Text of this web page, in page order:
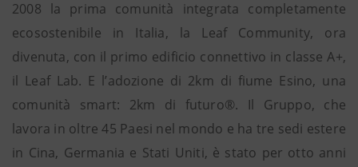
2008 la prima comunità integrata completamente
ecosostenibile in Italia, la Leaf Community, ora
divenuta, con il primo edificio connettivo in classe A+,
il Leaf Lab. E l’adozione di 2km di fiume Esino, una
comunità smart: 2km di futuro®. Il Gruppo, che
lavora in oltre 45 Paesi nel mondo e ha tre sedi estere
in Cina, Germania e Stati Uniti, è stato per otto anni